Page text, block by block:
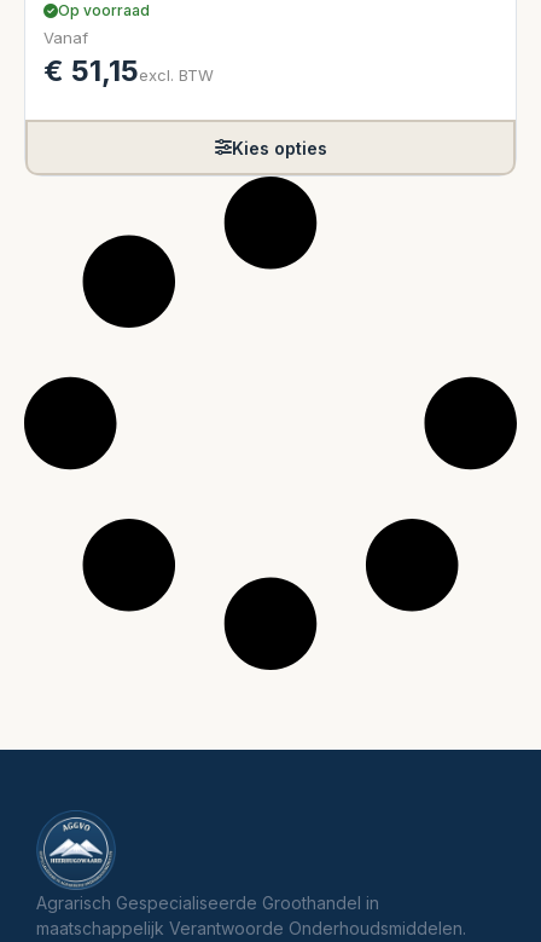
Op voorraad
Vanaf
€ 51,15excl. BTW
Kies opties
Agrarisch Gespecialiseerde Groothandel in
maatschappelijk Verantwoorde Onderhoudsmiddelen.